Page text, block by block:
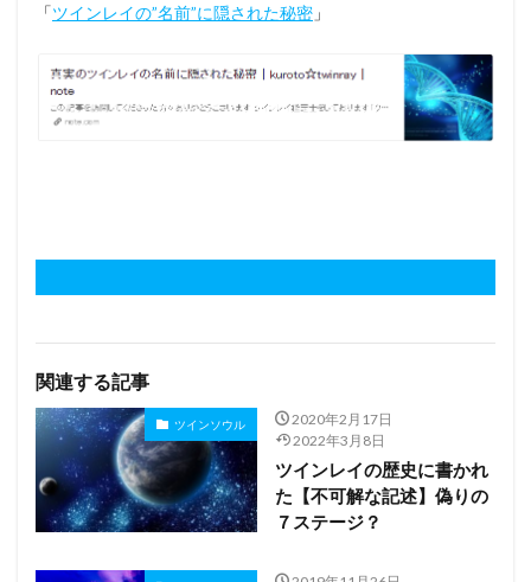
「ツインレイの”名前”に隠された秘密 」
関連する記事
ツインソウル
2020年2月17日
2022年3月8日
ツインレイの歴史に書かれ
た【不可解な記述】偽りの
７ステージ？